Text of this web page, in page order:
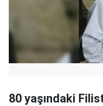
80 yaşındaki